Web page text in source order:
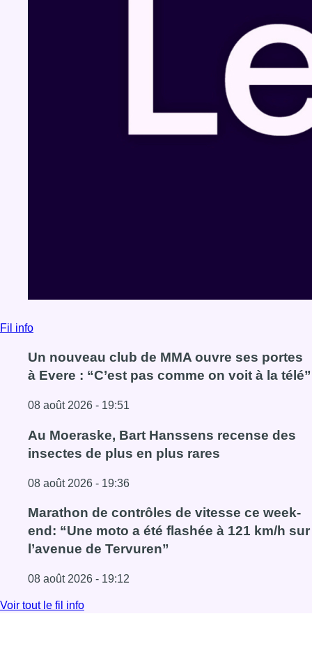
Fil info
Un nouveau club de MMA ouvre ses portes
à Evere : “C’est pas comme on voit à la télé”
08 août 2026 - 19:51
Lire l'article Un nouveau club de MMA ouvre ses portes à
Au Moeraske, Bart Hanssens recense des
insectes de plus en plus rares
08 août 2026 - 19:36
Lire l'article Au Moeraske, Bart Hanssens recense des
Marathon de contrôles de vitesse ce week-
end: “Une moto a été flashée à 121 km/h sur
l’avenue de Tervuren”
08 août 2026 - 19:12
Lire l'article Marathon de contrôles de vitesse ce week-
Voir tout le fil info